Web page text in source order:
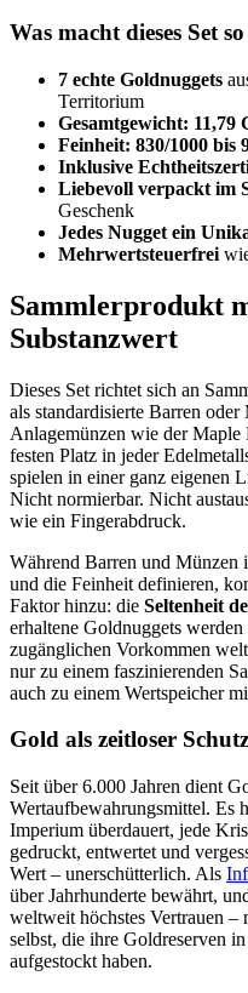
Was macht dieses Set
7 echte Goldnuggets
Territorium
Gesamtgewicht: 11,79
Feinheit: 830/1000 bis
Inklusive
Liebevoll verpackt im
Geschenk
Jedes Nugget ein
Mehrwertsteuerfrei
Sammlerprodukt
Substanzwert
Dieses Set richtet sich an
als standardisierte Barren
Anlagemünzen wie der
festen Platz in jeder
spielen in einer ganz eigenen
Nicht normierbar. Nicht
wie ein Fingerabdruck.
Während Barren und Münzen
und die Feinheit definieren,
Faktor hinzu: die Seltenheit
erhaltene Goldnuggets
zugänglichen Vorkommen
nur zu einem faszinierenden
auch zu einem Wertspeicher
Gold als zeitloser
Seit über 6.000 Jahren dient
Wertaufbewahrungsmittel. Es
Imperium überdauert, jede
gedruckt, entwertet und
Wert – unerschütterlich. Als
über Jahrhunderte bewährt,
weltweit höchstes Vertrauen –
selbst, die ihre Goldreserven
aufgestockt haben.